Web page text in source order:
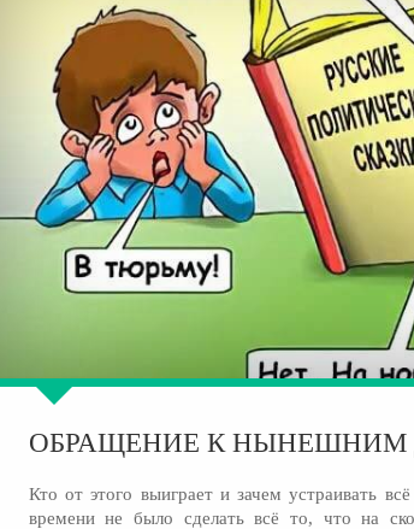
ОБРАЩЕНИЕ К НЫНЕШНИМ
Кто от этого выиграет и зачем устраивать
времени не было сделать всё то, что на